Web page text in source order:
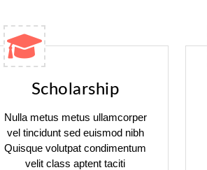
Scholarship
Nulla metus metus ullamcorper
vel tincidunt sed euismod nibh
Quisque volutpat condimentum
velit class aptent taciti